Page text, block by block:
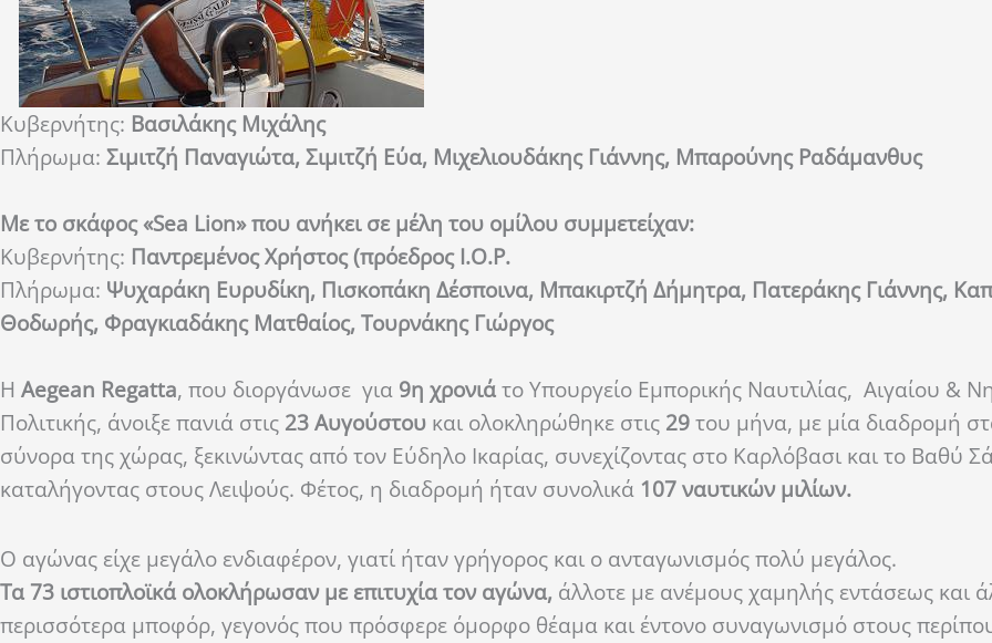
Κυβερνήτης: Βασιλάκης Μιχάλης
Πλήρωμα: Σιμιτζή Παναγιώτα, Σιμιτζή Εύα, Μιχελιουδάκης Γιάννης, Μπαρούνης Ραδάμανθυς
Με το σκάφος «Sea Lion» που ανήκει σε μέλη του ομίλου συμμετείχαν:
Κυβερνήτης: Παντρεμένος Χρήστος (πρόεδρος Ι.Ο.Ρ.
Πλήρωμα: Ψυχαράκη Ευρυδίκη, Πισκοπάκη Δέσποινα, Μπακιρτζή Δήμητρα, Πατεράκης Γιάννης,
Θοδωρής, Φραγκιαδάκης Ματθαίος, Τουρνάκης Γιώργος
Η Aegean Regatta, που διοργάνωσε για 9η χρονιάτο Υπουργείο Εμπορικής Ναυτιλίας, Αιγαίου &
Πολιτικής, άνοιξε πανιά στις 23 Αυγούστου και ολοκληρώθηκε στις 29του μήνα, με μία διαδρομή
σύνορα της χώρας, ξεκινώντας από τον Εύδηλο Ικαρίας, συνεχίζοντας στο Καρλόβασι και το Βαθύ
καταλήγοντας στους Λειψούς. Φέτος, η διαδρομή ήταν συνολικά 107 ναυτικών μιλίων.
Ο αγώνας είχε μεγάλο ενδιαφέρον, γιατί ήταν γρήγορος και ο ανταγωνισμός πολύ μεγάλος.
Τα 73 ιστιοπλοϊκά ολοκλήρωσαν με επιτυχία τον αγώνα, άλλοτε με ανέμους χαμηλής εντάσεως και
περισσότερα μποφόρ, γεγονός που πρόσφερε όμορφο θέαμα και έντονο συναγωνισμό στους